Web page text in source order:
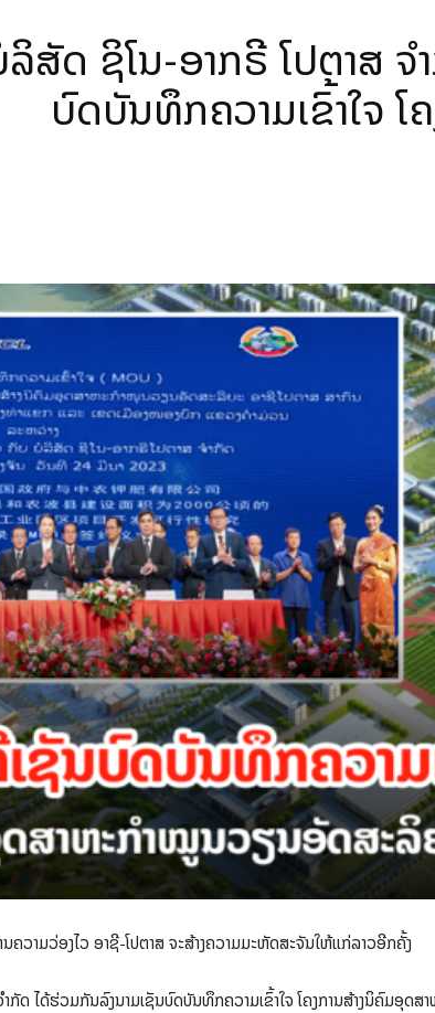
ສັດ ຊິໂນ-ອາກຣີ ໂປຕາສ
ບົດບັນທຶກຄວາມເຂົ້າໃຈ
ຄວາມວ່ອງໄວ ອາຊີ-ໂປຕາສ ຈະສ້າງຄວາມມະຫັດສະຈັນໃຫ້ແກ່ລາວອີກຄັ້ງ
ດ ໄດ້ຮ່ວມກັນລົງນາມເຊັນບົດບັນທຶກຄວາມເຂົ້າໃຈ ໂຄງການສ້າງນິຄົມອຸດ